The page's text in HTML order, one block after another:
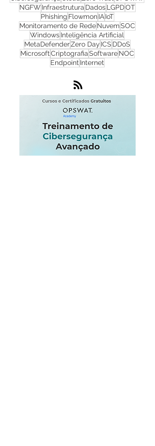
FirewallRedesWhatsUp Gold Check Point
CibersegurançaCloudZero Trust
NGFWInfraestruturaDadosLGPDOT
PhishingFlowmon IAIoT
Monitoramento de RedeNuvemSOC
WindowsInteligência Artificial
MetaDefenderZero DayICS
EndpointInternet